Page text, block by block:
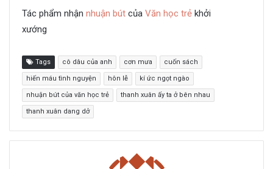
Tác phẩm nhận nhuận bút của Văn học trẻ khởi
xướng
Tags cô dâu của anh cơn mưa cuốn sách
hiến máu tình nguyện hôn lễ kí ức ngọt ngào
nhuận bút của văn học trẻ thanh xuân ấy ta ở bên nhau
thanh xuân dang dở